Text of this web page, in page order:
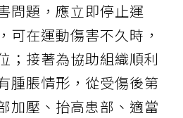
問題，應立即停止運
可在運動傷害不久時，
；接著為協助組織順利
腫脹情形，從受傷後第
加壓、抬高患部、適當